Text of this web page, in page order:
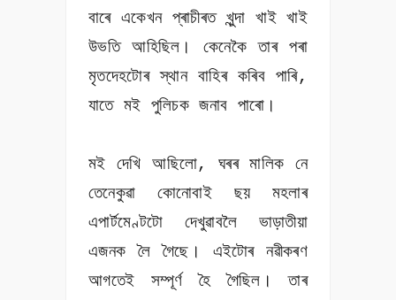
বাৰে একেখন প্ৰাচীৰত খুন্দা খাই খাই
উভতি আহিছিল। কেনেকৈ তাৰ পৰা
মৃতদেহটোৰ স্থান বাহিৰ কৰিব পাৰি,
যাতে মই পুলিচক জনাব পাৰো।
মই দেখি আছিলো, ঘৰৰ মালিক নে
তেনেকুৱা কোনোবাই ছয় মহলাৰ
এপাৰ্টমেণ্টটো দেখুৱাবলৈ ভাড়াতীয়া
এজনক লৈ গৈছে। এইটোৰ নৱীকৰণ
আগতেই সম্পূৰ্ণ হৈ গৈছিল। তাৰ